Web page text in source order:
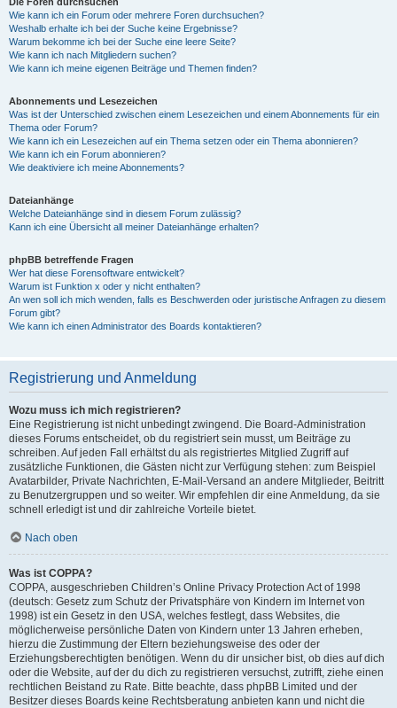
Wie kann ich ein Forum oder mehrere Foren durchsuchen?
Weshalb erhalte ich bei der Suche keine Ergebnisse?
Warum bekomme ich bei der Suche eine leere Seite?
Wie kann ich nach Mitgliedern suchen?
Wie kann ich meine eigenen Beiträge und Themen finden?
Abonnements und Lesezeichen
Was ist der Unterschied zwischen einem Lesezeichen und einem Abonnements für ein
Thema oder Forum?
Wie kann ich ein Lesezeichen auf ein Thema setzen oder ein Thema abonnieren?
Wie kann ich ein Forum abonnieren?
Wie deaktiviere ich meine Abonnements?
Dateianhänge
Welche Dateianhänge sind in diesem Forum zulässig?
Kann ich eine Übersicht all meiner Dateianhänge erhalten?
phpBB betreffende Fragen
Wer hat diese Forensoftware entwickelt?
Warum ist Funktion x oder y nicht enthalten?
An wen soll ich mich wenden, falls es Beschwerden oder juristische Anfragen zu diesem
Forum gibt?
Wie kann ich einen Administrator des Boards kontaktieren?
Registrierung und Anmeldung
Wozu muss ich mich registrieren?
Eine Registrierung ist nicht unbedingt zwingend. Die Board-Administration
dieses Forums entscheidet, ob du registriert sein musst, um Beiträge zu
schreiben. Auf jeden Fall erhältst du als registriertes Mitglied Zugriff auf
zusätzliche Funktionen, die Gästen nicht zur Verfügung stehen: zum Beispiel
Avatarbilder, Private Nachrichten, E-Mail-Versand an andere Mitglieder, Beitritt
zu Benutzergruppen und so weiter. Wir empfehlen dir eine Anmeldung, da sie
schnell erledigt ist und dir zahlreiche Vorteile bietet.
Nach oben
Was ist COPPA?
COPPA, ausgeschrieben Children’s Online Privacy Protection Act of 1998
(deutsch: Gesetz zum Schutz der Privatsphäre von Kindern im Internet von
1998) ist ein Gesetz in den USA, welches festlegt, dass Websites, die
möglicherweise persönliche Daten von Kindern unter 13 Jahren erheben,
hierzu die Zustimmung der Eltern beziehungsweise des oder der
Erziehungsberechtigten benötigen. Wenn du dir unsicher bist, ob dies auf dich
oder die Website, auf der du dich zu registrieren versuchst, zutrifft, ziehe einen
rechtlichen Beistand zu Rate. Bitte beachte, dass phpBB Limited und der
Besitzer dieses Boards keine Rechtsberatung anbieten kann und nicht die